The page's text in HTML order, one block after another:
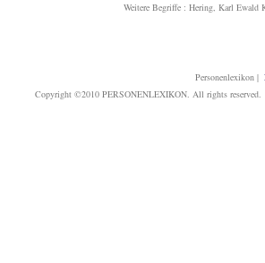
Weitere Begriffe : Hering, Karl Ewald
Personenlexikon|
Copyright ©2010 PERSONENLEXIKON. All rights